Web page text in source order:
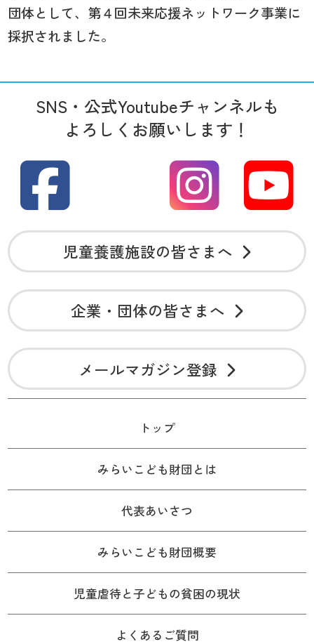
団体として、第４回未来応援ネットワーク事業に
採択されました。
SNS・公式Youtubeチャンネルも
よろしくお願いします！
児童養護施設の皆さまへ
企業・団体の皆さまへ
メールマガジン登録
トップ
みらいこども財団とは
代表あいさつ
みらいこども財団概要
児童虐待と子どもの貧困の現状
よくあるご質問